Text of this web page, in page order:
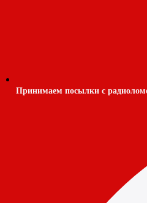
Принимаем посылки с